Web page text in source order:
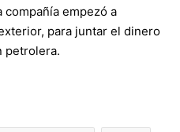
empezó a
para juntar el dinero
petrolera.